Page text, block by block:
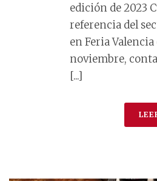
edición de 2023
referencia del
en Feria Valencia
noviembre,
[...]